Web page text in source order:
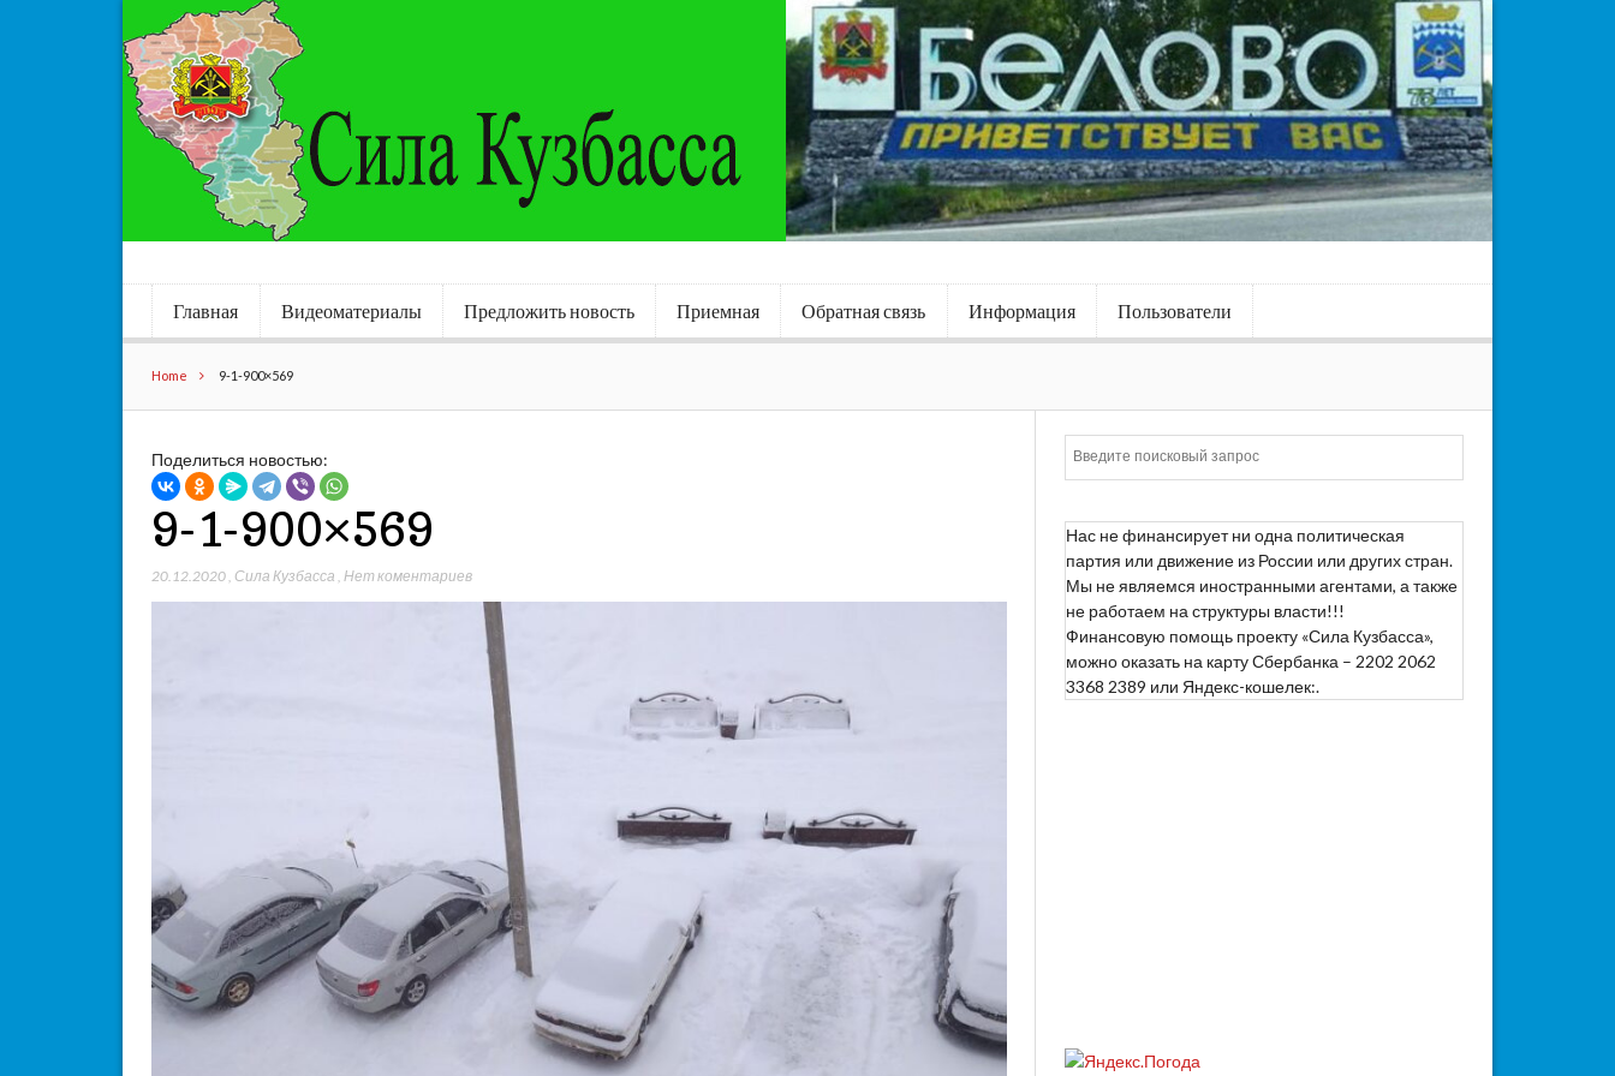
Главная Видеоматериалы Предложить новость Приемная Обратная связь Информация Пользователи
Home 9-1-900×569
Поделиться новостью:
9-1-900×569
20.12.2020 Сила Кузбасса ,Нет коментариев
Нас не финансирует ни одна политическая
партия или движение из России или других стран.
Мы не являемся иностранными агентами, а также
не работаем на структуры власти!!!
Финансовую помощь проекту «Сила Кузбасса»,
можно оказать на карту Сбербанка – 2202 2062
3368 2389 или Яндекс-кошелек:.